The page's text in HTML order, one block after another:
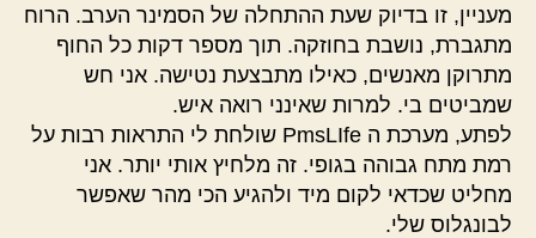
מעניין, זו בדיוק שעת ההתחלה של הסמינר הערב. הרוח
מתגברת, נושבת בחוזקה. תוך מספר דקות כל החוף
מתרוקן מאנשים, כאילו מתבצעת נטישה. אני חש
שמביטים בי. למרות שאינני רואה איש.
לפתע, מערכת ה PmsLIfe שולחת לי התראות רבות על
רמת מתח גבוהה בגופי. זה מלחיץ אותי יותר. אני
מחליט שכדאי לקום מיד ולהגיע הכי מהר שאפשר
לבונגלוס שלי.